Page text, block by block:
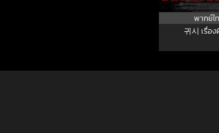
พากย์ไ
귀시 เรื่อ